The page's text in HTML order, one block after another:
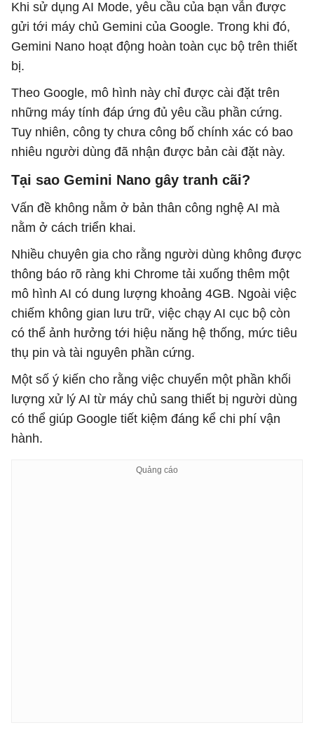
Khi sử dụng AI Mode, yêu cầu của bạn vẫn được
gửi tới máy chủ Gemini của Google. Trong khi đó,
Gemini Nano hoạt động hoàn toàn cục bộ trên thiết
bị.
Theo Google, mô hình này chỉ được cài đặt trên
những máy tính đáp ứng đủ yêu cầu phần cứng.
Tuy nhiên, công ty chưa công bố chính xác có bao
nhiêu người dùng đã nhận được bản cài đặt này.
Tại sao Gemini Nano gây tranh cãi?
Vấn đề không nằm ở bản thân công nghệ AI mà
nằm ở cách triển khai.
Nhiều chuyên gia cho rằng người dùng không được
thông báo rõ ràng khi Chrome tải xuống thêm một
mô hình AI có dung lượng khoảng 4GB. Ngoài việc
chiếm không gian lưu trữ, việc chạy AI cục bộ còn
có thể ảnh hưởng tới hiệu năng hệ thống, mức tiêu
thụ pin và tài nguyên phần cứng.
Một số ý kiến cho rằng việc chuyển một phần khối
lượng xử lý AI từ máy chủ sang thiết bị người dùng
có thể giúp Google tiết kiệm đáng kể chi phí vận
hành.